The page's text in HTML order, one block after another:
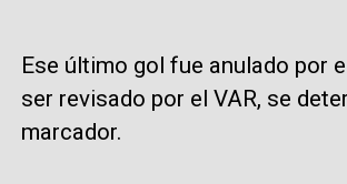
Ese último gol fue anulado por
ser revisado por el VAR, se
marcador.